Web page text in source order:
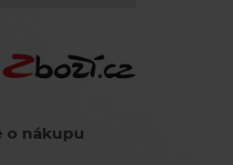
o nákupu